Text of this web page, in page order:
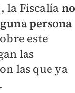
la Fiscalíano
persona
este
las
las que ya